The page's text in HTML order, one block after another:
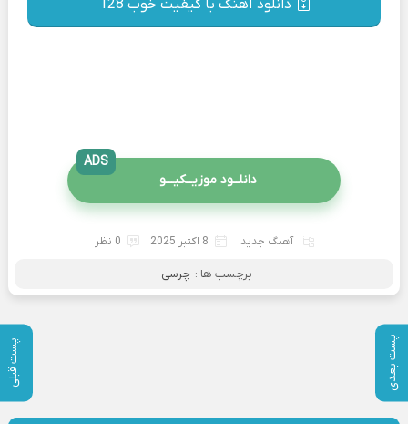
پست بعدی پست قبلی
دانلود آهنگ با کیفیت خوب 128
دانلــود موزیــکیـــو
ADS
آهنگ جدید 8 اکتبر 2025 0 نظر
برچسب ها : چرسی